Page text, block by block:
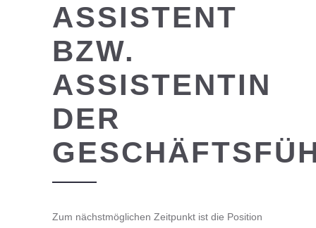
ASSISTENT
BZW.
ASSISTENTIN
DER
Zum nächstmöglichen Zeitpunkt ist die Position